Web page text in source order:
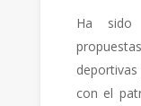
Ha sido
con el